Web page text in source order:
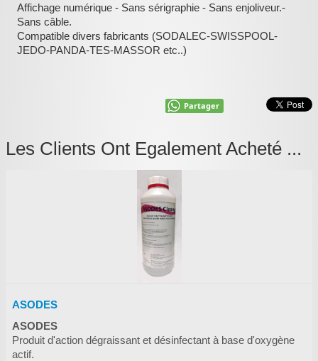
Affichage numérique - Sans sérigraphie - Sans enjoliveur.-
Sans câble.
Compatible divers fabricants (SODALEC-SWISSPOOL-
JEDO-PANDA-TES-MASSOR etc..)
Partager
Les Clients Ont Egalement Acheté ...
ASODES
ASODES
Produit d'action dégraissant et désinfectant à base d'oxygène
actif.